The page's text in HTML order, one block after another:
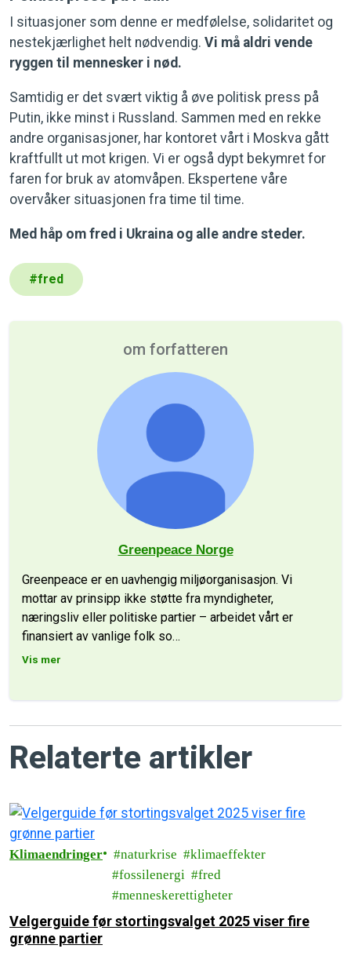
I situasjoner som denne er medfølelse, solidaritet og
nestekjærlighet helt nødvendig. Vi må aldri vende
ryggen til mennesker i nød.
Samtidig er det svært viktig å øve politisk press på
Putin, ikke minst i Russland. Sammen med en rekke
andre organisasjoner, har kontoret vårt i Moskva gått
kraftfullt ut mot krigen. Vi er også dypt bekymret for
faren for bruk av atomvåpen. Ekspertene våre
overvåker situasjonen fra time til time.
Med håp om fred i Ukraina og alle andre steder.
#fred
om forfatteren
Greenpeace Norge
Greenpeace er en uavhengig miljøorganisasjon. Vi
mottar av prinsipp ikke støtte fra myndigheter,
næringsliv eller politiske partier – arbeidet vårt er
finansiert av vanlige folk so…
Vis mer
Relaterte artikler
Klimaendringer naturkrise
klimaeffekter
fossilenergi
fred
menneskerettigheter
Velgerguide før stortingsvalget 2025 viser fire
grønne partier